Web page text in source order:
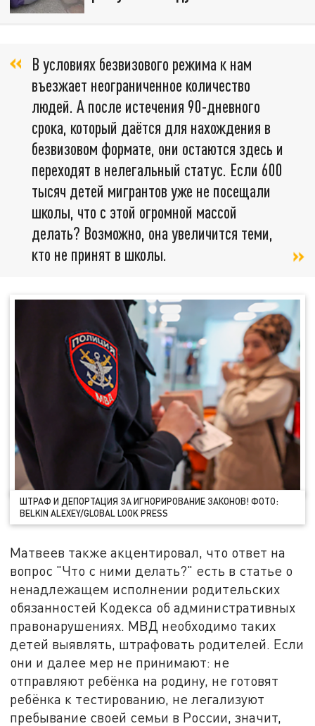
В условиях безвизового режима к нам
въезжает неограниченное количество
людей. А после истечения 90-дневного
срока, который даётся для нахождения в
безвизовом формате, они остаются здесь и
переходят в нелегальный статус. Если 600
тысяч детей мигрантов уже не посещали
школы, что с этой огромной массой
делать? Возможно, она увеличится теми,
кто не принят в школы.
ШТРАФ И ДЕПОРТАЦИЯ ЗА ИГНОРИРОВАНИЕ ЗАКОНОВ! ФОТО:
BELKIN ALEXEY/GLOBAL LOOK PRESS
Матвеев также акцентировал, что ответ на
вопрос "Что с ними делать?" есть в статье о
ненадлежащем исполнении родительских
обязанностей Кодекса об административных
правонарушениях. МВД необходимо таких
детей выявлять, штрафовать родителей. Если
они и далее мер не принимают: не
отправляют ребёнка на родину, не готовят
ребёнка к тестированию, не легализуют
пребывание своей семьи в России, значит,